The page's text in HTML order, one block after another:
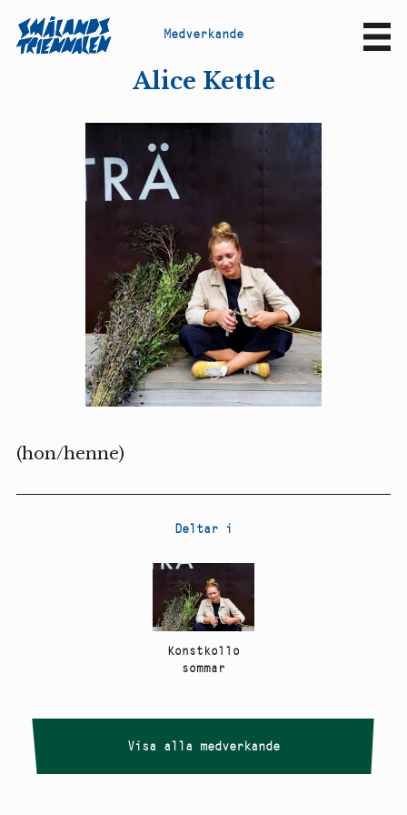
Medverkande
Alice Kettle
(hon/henne)
Deltar i
Konstkollo
sommar
Visa alla medverkande